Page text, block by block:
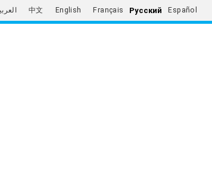
中文 English Français Русский Español